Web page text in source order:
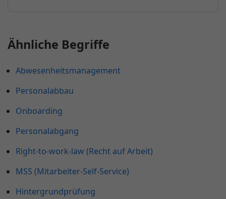
Ähnliche Begriffe
Abwesenheitsmanagement
Personalabbau
Onboarding
Personalabgang
Right-to-work-law (Recht auf Arbeit)
MSS (Mitarbeiter-Self-Service)
Hintergrundprüfung